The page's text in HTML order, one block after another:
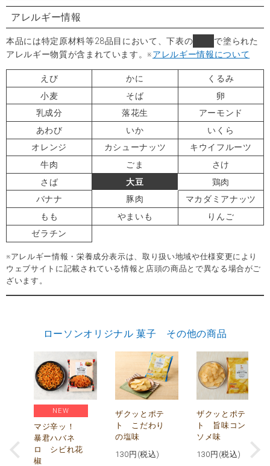
アレルギー情報
本品には特定原材料等28品目において、下表の
で塗られた
アレルギー物質が含まれています。※アレルギー情報について
えび かに
くるみ
小麦
そば
卵
乳成分
落花生
アーモンド
あわび
いか
いくら
オレンジ
カシューナッツ
キウイフルーツ
牛肉
ごま
さけ
さば
大豆
鶏肉
バナナ
豚肉
マカダミアナッツ
もも
やまいも
りんご
ゼラチン
※アレルギー情報・栄養成分表示は、取り扱い地域や仕様変更により
ウェブサイトに記載されている情報と店頭の商品とで異なる場合がご
ざいます。
ローソンオリジナル 菓子 その他の商品
NEW
マジ辛ッ！
暴君ハバネ
ロ シビれ花
椒
ザクッとポテ
ト こだわり
の塩味
130 円(税込)
ザクッとポテ
ト 旨味コン
ソメ味
130 円(税込)